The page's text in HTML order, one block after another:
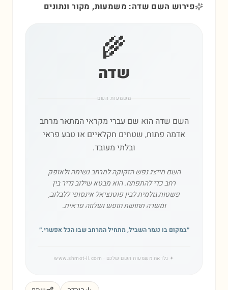
פירוש השם שדה: משמעות, מקור ונתונים
🌾
שדה
משמעות השם
השם שדה הוא שם עברי מקראי המתאר מרחב
אדמה פתוח, שטחים חקלאיים או טבע פראי
ובלתי מעובד.
השם מייצג נפש הזקוקה למרחב נשימה ולאופק
רחב כדי להתפתח. הוא מבטא שילוב נדיר בין
פשטות גולמית לבין פוטנציאל אינסופי ללבלוב,
ומשרה תחושת חופש ושלווה פראית.
״במקום בו נגמר השביל, מתחיל המרחב שבו הכל אפשרי.״
✦ גלו את משמעות השם שלכם · www.shmot-il.com